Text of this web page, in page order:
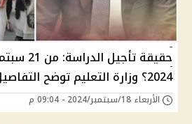
2024؟ وزارة التعليم توضح التفاصيل
الأربعاء 18/سبتمبر/2024 - 09:04 م